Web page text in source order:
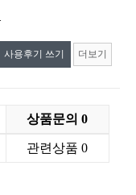
사용후기 쓰기 더보기
상품문의0
관련상품0